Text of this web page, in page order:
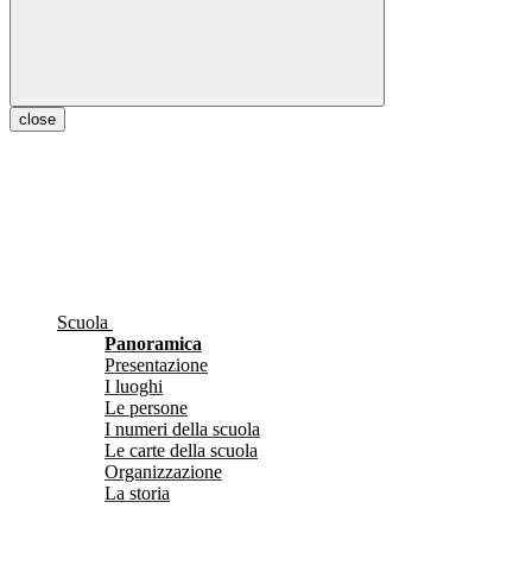
close
Scuola
Panoramica
Presentazione
I luoghi
Le persone
I numeri della scuola
Le carte della scuola
Organizzazione
La storia